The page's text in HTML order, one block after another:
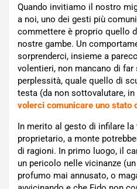
Quando invitiamo il nostro
a noi, uno dei gesti più
commettere è proprio quello
nostre gambe. Un
sorprenderci, insieme a
volentieri, non mancano di
perplessità, quale quello di
testa (da non sottovalutare, in
volerci comunicare uno stato
In merito al gesto di infilare la
proprietario, a monte
di ragioni. In primo luogo, il
un pericolo nelle vicinanze
profumo mai annusato, o